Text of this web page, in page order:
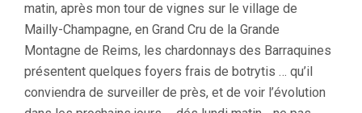
matin, après mon tour de vignes sur le village de
Mailly-Champagne, en Grand Cru de la Grande
Montagne de Reims, les chardonnays des Barraquines
présentent quelques foyers frais de botrytis … qu’il
conviendra de surveiller de près, et de voir l’évolution